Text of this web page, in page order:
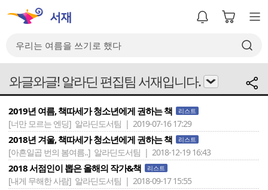
와글와글! 알라딘 편집팀 서재입니다.
2019년 여름, 책따세가 청소년에게 권하는 책 리스트
[너만 모르는 엔딩] 알라딘도서팀 | 2019-07-16 17:29
2018년 겨울, 책따세가 청소년에게 권하는 책 리스트
[아흔일곱 번의 봄여름..] 알라딘도서팀 | 2018-12-19 16:43
2018 서점인이 뽑은 올해의 작가&책 리스트
[내게 무해한 사람] 알라딘도서팀 | 2018-09-17 15:55